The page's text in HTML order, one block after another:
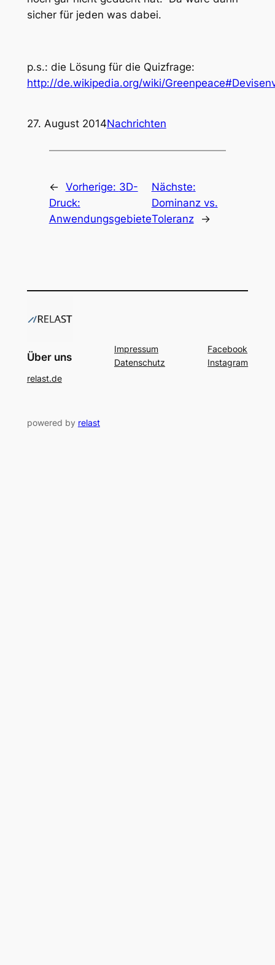
sicher für jeden was dabei.
p.s.: die Lösung für die Quizfrage:
http://de.wikipedia.org/wiki/
27. August 2014Nachrichten
← Vorherige: 3D-
Druck:
Anwendungsgebiete
Nächste:
Dominanz vs.
Toleranz
→
Über uns
relast.de
Impressum
Datenschutz
Facebook
Instagram
powered by relast